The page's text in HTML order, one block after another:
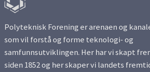
Side 4
Side 5
Polyteknisk Forening er arenaen og
som vil forstå og forme teknologi- og
samfunnsutviklingen. Her har vi skapt
siden 1852 og her skaper vi landets